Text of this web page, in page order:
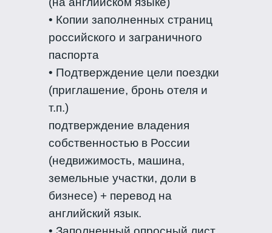
• Копии заполненных страниц
российского и заграничного
паспорта
• Подтверждение цели поездки
(приглашение, бронь отеля и
т.п.)
подтверждение владения
собственностью в России
(недвижимость, машина,
земельные участки, доли в
бизнесе) + перевод на
английский язык.